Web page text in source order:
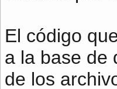
El código
a la base de
de los